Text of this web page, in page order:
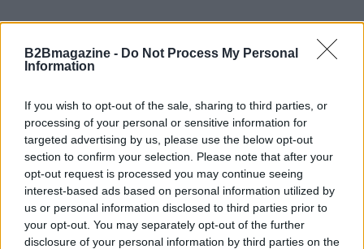
B2Bmagazine - Do Not Process My Personal
Information
If you wish to opt-out of the sale, sharing to third parties, or
processing of your personal or sensitive information for
targeted advertising by us, please use the below opt-out
section to confirm your selection. Please note that after your
opt-out request is processed you may continue seeing
interest-based ads based on personal information utilized by
us or personal information disclosed to third parties prior to
your opt-out. You may separately opt-out of the further
disclosure of your personal information by third parties on the